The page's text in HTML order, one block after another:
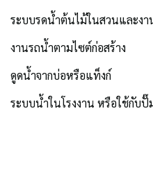
ระบบรดน้ำต้นไม้ในสวนและงา
งานรถน้ำตามไซต์ก่อสร้าง
ดูดน้ำจากบ่อหรือแท็งก์
ระบบน้ำในโรงงาน หรือใช้กับ